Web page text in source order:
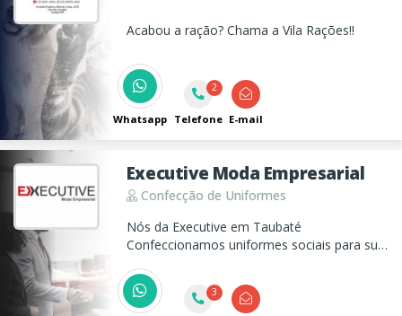
Acabou a ração? Chama a Vila Rações!!
Whatsapp
2
Telefone E-mail
Executive Moda Empresarial
Confecção de Uniformes
Nós da Executive em Taubaté
Confeccionamos uniformes sociais para sua
screen.
3